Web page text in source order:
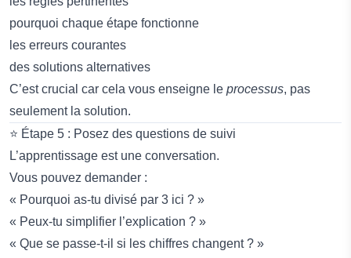
pourquoi chaque étape fonctionne
les erreurs courantes
des solutions alternatives
C’est crucial car cela vous enseigne le processus, pas
seulement la solution.
⭐ Étape 5 : Posez des questions de suivi
L’apprentissage est une conversation.
Vous pouvez demander :
« Pourquoi as-tu divisé par 3 ici ? »
« Peux-tu simplifier l’explication ? »
« Que se passe-t-il si les chiffres changent ? »